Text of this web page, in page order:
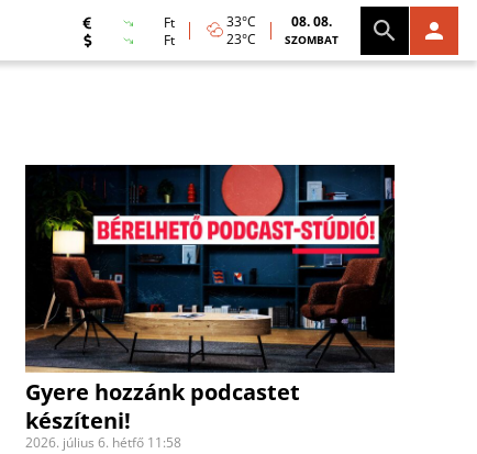
Ft
Ft
33°C
23°C
08. 08.
SZOMBAT
Gyere hozzánk podcastet
készíteni!
2026. július 6. hétfő 11:58